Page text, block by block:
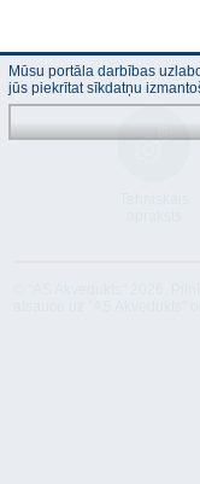
Mūsu portāla darbības
jūs piekrītat sīkdatņu